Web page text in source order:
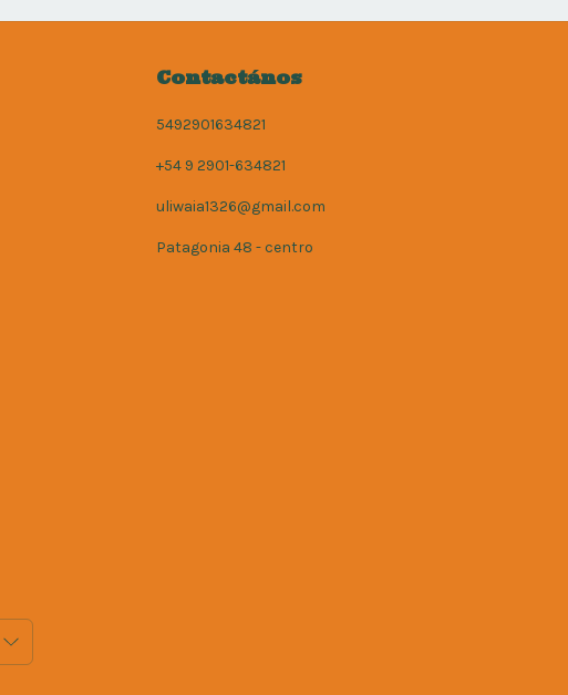
Contactános
5492901634821
+54 9 2901-634821
uliwaia1326@gmail.com
Patagonia 48 - centro